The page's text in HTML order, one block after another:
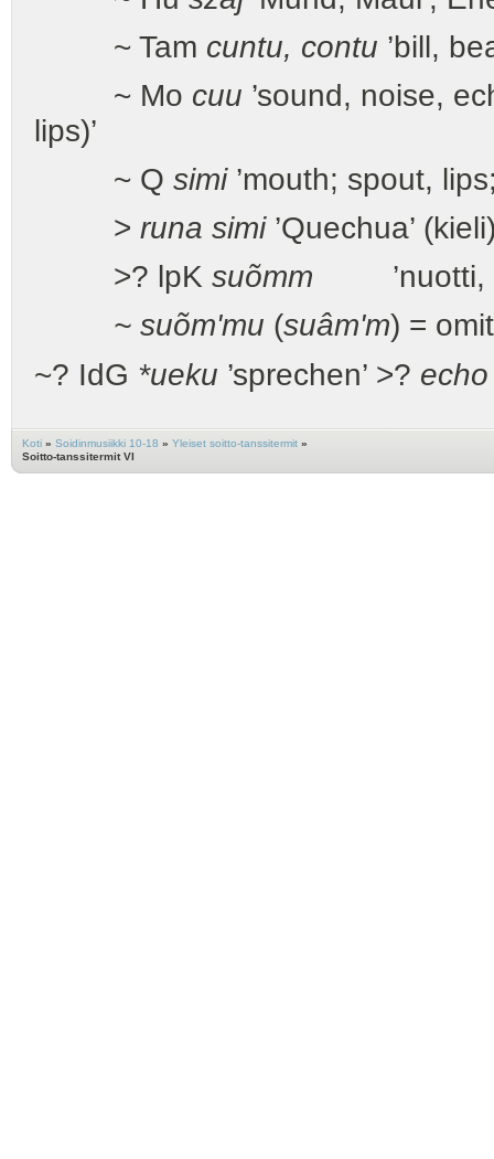
~ Tam cuntu, contu ’bill,
~ Mo cuu ’sound, noise,
lips)’
~ Q simi’mouth; spout,
> runa simi’Quechua’
>? lpK suõmm ’nuotti,
~ suõm'mu (suâm'm) =
~? IdG *ueku ’sprechen’ >? echo
Koti » Soidinmusiikki 10-18 » Yleiset soitto-tanssitermit »
Soitto-tanssitermit VI